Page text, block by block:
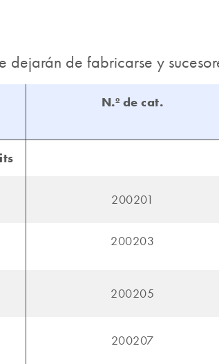
dejarán de fabricarse y
N.º de cat.
200201
200203
200205
200207